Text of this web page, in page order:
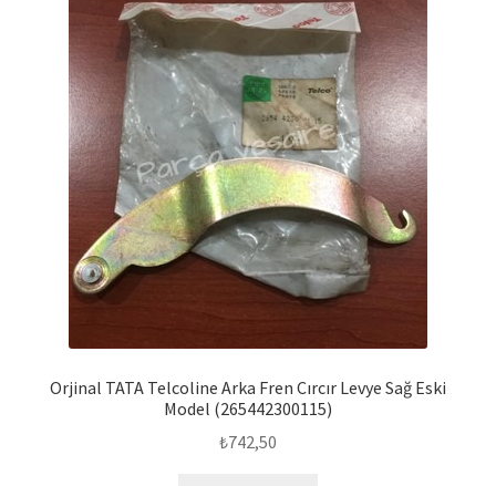
Orjinal TATA Telcoline Arka Fren Cırcır Levye Sağ Eski
Model (265442300115)
₺742,50